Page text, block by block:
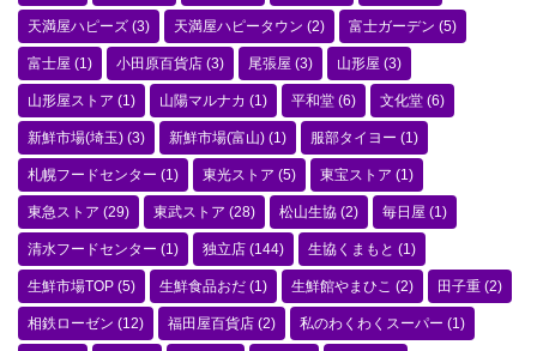
天満屋ハピーズ (3) 天満屋ハピータウン (2) 富士ガーデン (5)
富士屋 (1) 小田原百貨店 (3) 尾張屋 (3) 山形屋 (3)
山形屋ストア (1) 山陽マルナカ (1) 平和堂 (6) 文化堂 (6)
新鮮市場(埼玉) (3) 新鮮市場(富山) (1) 服部タイヨー (1)
札幌フードセンター (1) 東光ストア (5) 東宝ストア (1)
東急ストア (29) 東武ストア (28) 松山生協 (2) 毎日屋 (1)
清水フードセンター (1) 独立店 (144) 生協くまもと (1)
生鮮市場TOP (5) 生鮮食品おだ (1) 生鮮館やまひこ (2) 田子重 (2)
相鉄ローゼン (12) 福田屋百貨店 (2) 私のわくわくスーパー (1)